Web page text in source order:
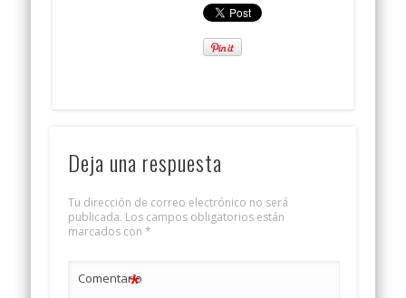
Deja una respuesta
Tu dirección de correo electrónico no será
publicada. Los campos obligatorios están
marcados con *
Comentario
*